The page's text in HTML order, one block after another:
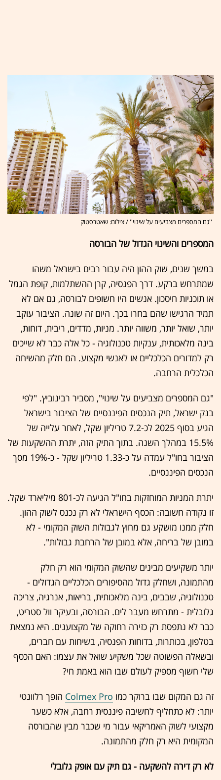
''גם המספרים מצביעים על שינוי'' / צילום: שאטרסטוק
המספרים והשינוי הגדול של הבורסה
במשך שנים, שוק ההון היה עבור רבים בישראל משהו
שמתרחש ברקע. דרך הפנסיה, קרן ההשתלמות, קופת הגמל
או תוכניות חיסכון. אנשים היו חשופים לבורסה, גם אם לא
תמיד הרגישו שהם בחרו בכך. היום זה שונה. הציבור עוקב
יותר, שואל יותר, משווה יותר. מניות, מדדים, ריבית, דוחות,
בינה מלאכותית, ענקיות טכנולוגיה - כל אלה כבר לא שייכים
רק למדורים הכלכליים או לאנשי מקצוע. הם חלק מהשיחה
הכלכלית הרחבה.
"גם המספרים מצביעים על שינוי", מסביר רבינוביץ. "לפי
בנק ישראל, תיק הנכסים הפיננסיים של הציבור בישראל
הגיע בסוף 2025 לכ-7.2 טריליון שקל, לאחר עלייה של
15.5% במהלך השנה. בתוך התיק הזה, יתרת ההשקעות של
הציבור בחו"ל עמדה על כ-1.33 טריליון שקל - כ-19% מסך
הנכסים הפיננסיים.
יתרת המניות המוחזקות בחו"ל הגיעה לכ-801 מיליארד שקל.
זו נקודה חשובה: הכסף הישראלי לא רק נכנס לשוק ההון.
חלק ממנו מושקע גם מחוץ לגבולות השוק המקומי - לא
במובן של בריחה, אלא במובן של הרחבת גבולות".
יותר משקיעים מבינים שהשוק המקומי הוא רק חלק
מהתמונה, ושחלק גדול מהסיפורים הכלכליים הגדולים -
טכנולוגיה, שבבים, בינה מלאכותית, בריאות, אנרגיה, צריכה
גלובלית - מתרחש מעבר לים. הבורסה, ובעיקר וול סטריט,
כבר לא נתפסת רק כזירה רחוקה של מקצוענים. היא נמצאת
בטלפון, בכותרות, בדוחות הפנסיה, בשיחות עם חברים,
ובשאלה הפשוטה שכל משקיע שואל את עצמו: האם הכסף
שלי חשוף מספיק לעולם שבו הוא באמת חי?
זה גם המקום שבו ברוקר כמו Colmex Pro הופך רלוונטי
יותר: לא כתחליף לחשיבה פיננסית רחבה, אלא כשער
מקצועי לשוק האמריקאי עבור מי שכבר מבין שהבורסה
המקומית היא רק חלק מהתמונה.
לא רק דירה להשקעה - גם תיק עם אופק גלובלי